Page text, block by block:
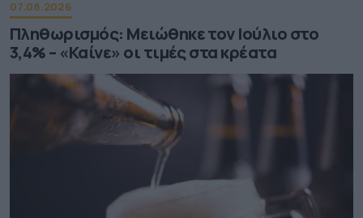
07.08.2026
Πληθωρισμός: Μειώθηκε τον Ιούλιο στο
3,4% – «Καίνε» οι τιμές στα κρέατα